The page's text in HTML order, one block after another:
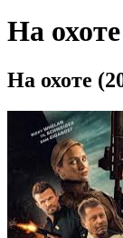
На
На охоте